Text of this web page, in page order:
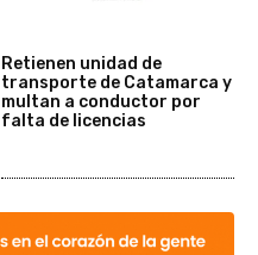
Retienen unidad de
transporte de Catamarca y
multan a conductor por
falta de licencias